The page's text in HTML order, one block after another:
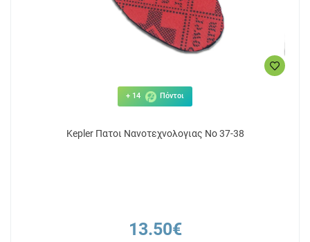
+ 14 Πόντοι
Kepler Πατοι Νανοτεχνολογιας Νο 37-38
13.50€